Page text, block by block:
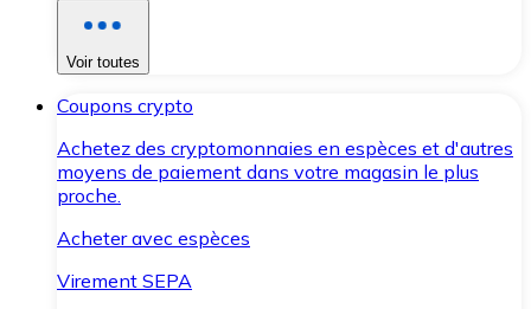
Voir toutes
Coupons crypto
Achetez des cryptomonnaies en espèces et d'autres
moyens de paiement dans votre magasin le plus
proche.
Acheter avec espèces
Virement SEPA